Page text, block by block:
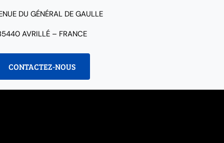
DU GÉNÉRAL DE GAULLE
AVRILLÉ – FRANCE
CONTACTEZ-NOUS